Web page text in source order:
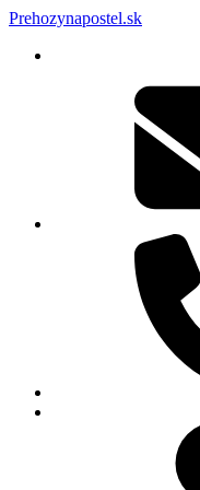
Prehozynapostel.sk